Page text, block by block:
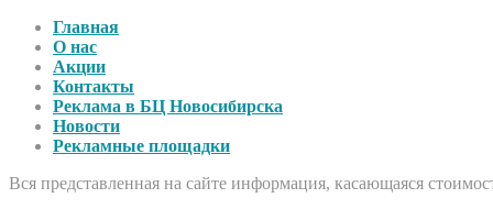
Главная
О нас
Акции
Контакты
Реклама в БЦ Новосибирска
Новости
Рекламные площадки
Вся представленная на сайте информация, касающаяся